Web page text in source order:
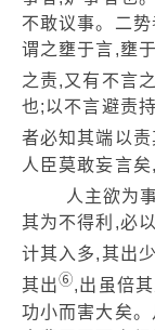
不敢议事。二
谓之壅于言,壅
之责,又有不言
也;以不言避责
者必知其端以
人臣莫敢妄言
人主欲为事,
其为不得利,必
计其入多,其出
其出⑥,出虽倍
功小而害大矣